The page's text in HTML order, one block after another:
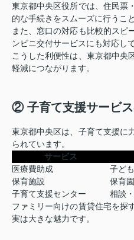
東京都中央区役所では、住民票
的な手続きをスムーズに行うこ
また、窓口の対応も比較的スピ
ンビニ交付サービスにも対応し
こうした利便性は、東京都中央
軽減につながります。
② 子育て支援サービ
東京都中央区は、子育て支援に
られています。
サービス
医療費助成
子ど
保育施設
保育
子育て支援センター
相談
ファミリー向けの賃貸住宅を探
実は大きな魅力です。